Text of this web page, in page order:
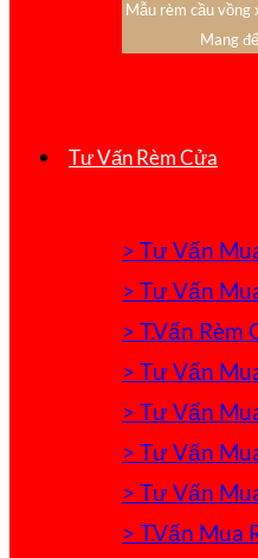
Mẫu rèm cầu vồng
Mang
Tư Vấn Rèm Cửa
> Tư Vấn
> Tư Vấn
> T.Vấn Rèm
> Tư Vấn
> Tư Vấn
> Tư Vấn
> Tư Vấn
> T.Vấn Mua